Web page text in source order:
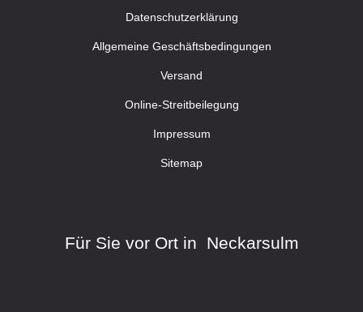
Datenschutzerklärung
Allgemeine Geschäftsbedingungen
Versand
Online-Streitbeilegung
Impressum
Sitemap
Für Sie vor Ort in Neckarsulm